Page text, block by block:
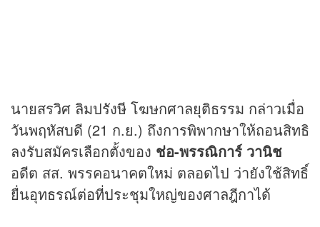
นายสรวิศ ลิมปรังษี โฆษกศาลยุติธรรม กล่าวเมื่อ
วันพฤหัสบดี (21 ก.ย.) ถึงการพิพากษาให้ถอนสิทธิ
ลงรับสมัครเลือกตั้งของ ช่อ-พรรณิการ์ วานิช
อดีต สส. พรรคอนาคตใหม่ ตลอดไป ว่ายังใช้สิทธิ์
ยื่นอุทธรณ์ต่อที่ประชุมใหญ่ของศาลฎีกาได้